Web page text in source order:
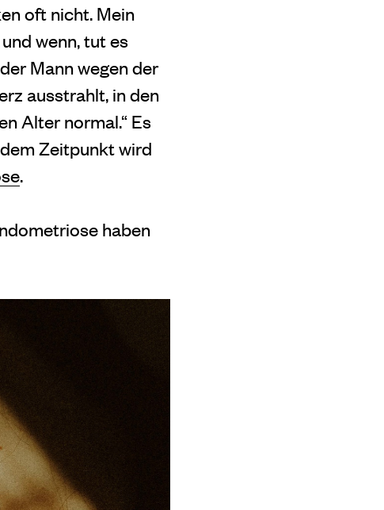
oft nicht. Mein
wenn, tut es
Mann wegen der
ausstrahlt, in den
Alter normal.“ Es
Zeitpunkt wird
.
haben